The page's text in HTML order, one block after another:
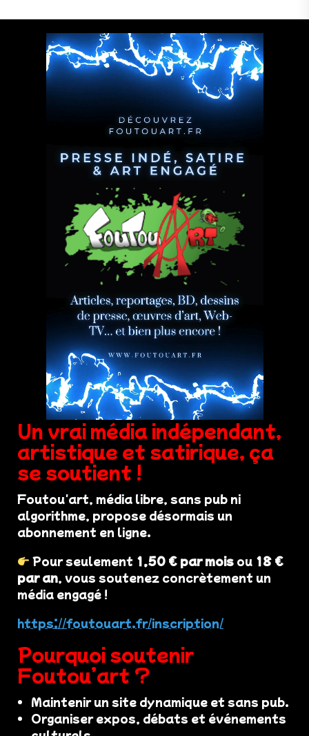
Un vrai média indépendant,
artistique et satirique, ça
se soutient !
Foutou'art, média libre, sans pub ni
algorithme, propose désormais un
abonnement en ligne.
Pour seulement 1,50 € par mois ou 18 €
par an, vous soutenez concrètement un
média engagé !
https://foutouart.fr/inscription/
Pourquoi soutenir
Foutou’art ?
Maintenir un site dynamique et sans pub.
Organiser expos, débats et événements